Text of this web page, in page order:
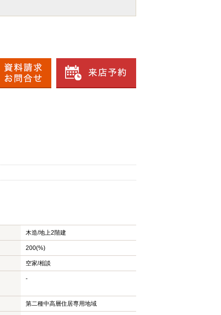
木造/地上2階建
200(%)
空家/相談
-
第二種中高層住居専用地域